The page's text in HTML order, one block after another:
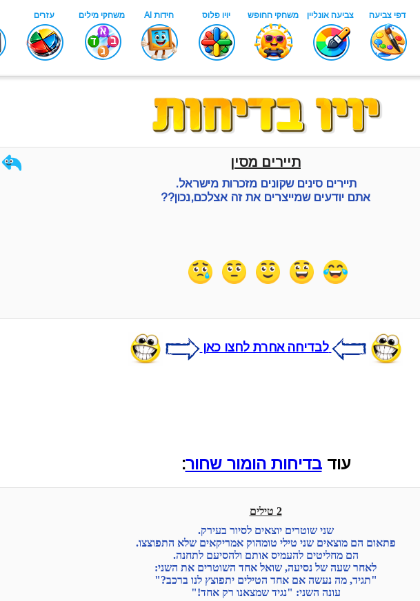
תיירים מסין
תיירים סינים שקונים מזכרות מישראל.
אתם יודעים שמייצרים את זה אצלכם,נכון??
לבדיחה אחרת לחצו כאן
עודבדיחות הומור שחור:
2 טילים
שני שוטרים יוצאים לסיור בעירק.
פתאום הם מוצאים שני טילי טומהוק אמריקאים שלא התפוצצו.
הם מחליטים להעמיס אותם ולהסיעם לתחנה.
לאחר שעה של נסיעה, שואל אחד השוטרים את השני:
"תגיד, מה נעשה אם אחד הטילים יתפוצץ לנו ברכב?"
עונה השני: "נגיד שמצאנו רק אחד!"